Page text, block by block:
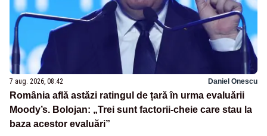
7 aug. 2026, 08:42 Daniel Onescu
România află astăzi ratingul de țară în urma evaluării
Moody’s. Bolojan: „Trei sunt factorii-cheie care stau la
baza acestor evaluări”